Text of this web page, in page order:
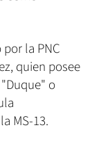
la PNC
quien posee
o
MS-13.